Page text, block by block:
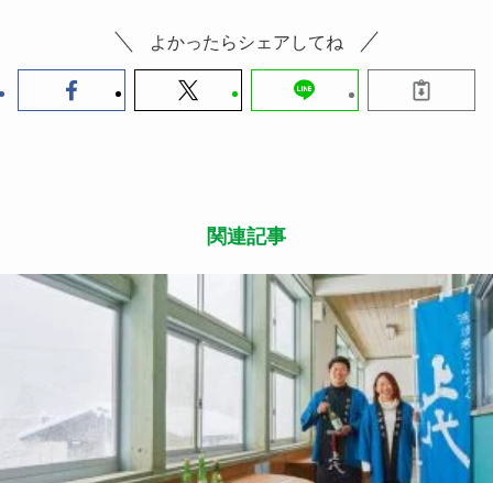
よかったらシェアしてね
関連記事